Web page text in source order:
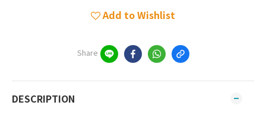
Add to Wishlist
Share
DESCRIPTION